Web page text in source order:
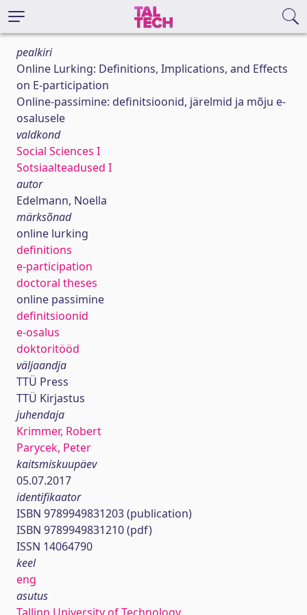
pealkiri
Online Lurking: Definitions, Implications, and Effects
on E-participation
Online-passimine: definitsioonid, järelmid ja mõju e-
osalusele
valdkond
Social Sciences I
Sotsiaalteadused I
autor
Edelmann, Noella
märksõnad
online lurking
definitions
e-participation
doctoral theses
online passimine
definitsioonid
e-osalus
doktoritööd
väljaandja
TTÜ Press
TTÜ Kirjastus
juhendaja
Krimmer, Robert
Parycek, Peter
kaitsmiskuupäev
05.07.2017
identifikaator
ISBN 9789949831203 (publication)
ISBN 9789949831210 (pdf)
ISSN 14064790
keel
eng
asutus